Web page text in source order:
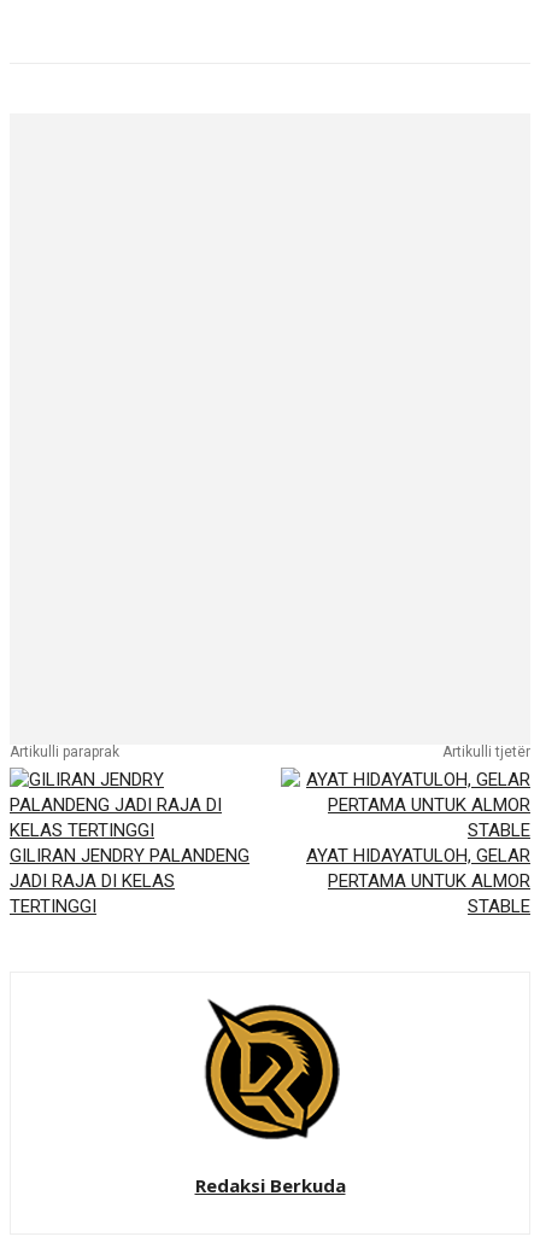
Artikulli paraprak
GILIRAN JENDRY PALANDENG
JADI RAJA DI KELAS
TERTINGGI
Artikulli tjetër
AYAT HIDAYATULOH, GELAR
PERTAMA UNTUK ALMOR
STABLE
Redaksi Berkuda